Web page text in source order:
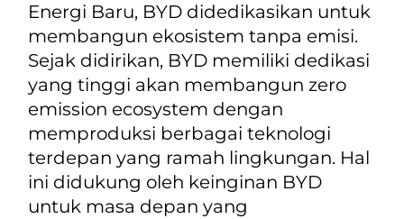
Energi Baru, BYD didedikasikan untuk
membangun ekosistem tanpa emisi.
Sejak didirikan, BYD memiliki dedikasi
yang tinggi akan membangun zero
emission ecosystem dengan
memproduksi berbagai teknologi
terdepan yang ramah lingkungan. Hal
ini didukung oleh keinginan BYD
untuk masa depan yang